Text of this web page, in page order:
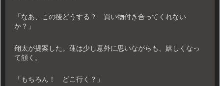
「なあ、この後どうする？ 買い物付き合ってくれない
か？」
翔太が提案した。蓮は少し意外に思いながらも、嬉しくなっ
て頷く。
「もちろん！ どこ行く？」